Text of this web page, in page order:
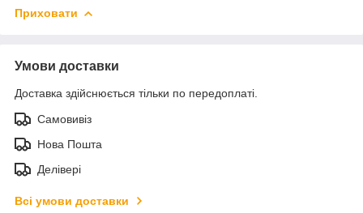
Приховати
Умови доставки
Доставка здійснюється тільки по передоплаті.
Самовивіз
Нова Пошта
Делівері
Всі умови доставки